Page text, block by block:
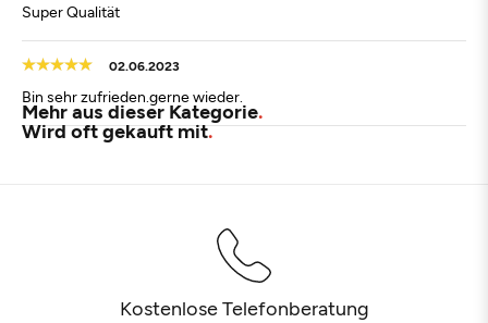
Super Qualität
02.06.2023
Bin sehr zufrieden.gerne wieder.
Mehr aus dieser Kategorie
Wird oft gekauft mit
Kostenlose Telefonberatung